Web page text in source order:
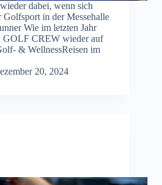
dabei, wenn sich
in der Messehalle
Wie im letzten Jahr
GOLF CREW wieder auf
& WellnessReisen im
20, 2024